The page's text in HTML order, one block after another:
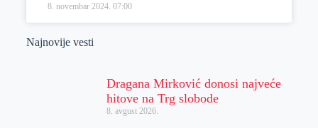
8. novembar 2024. 07:00
Najnovije vesti
Dragana Mirković donosi najveće
hitove na Trg slobode
8. avgust 2026.